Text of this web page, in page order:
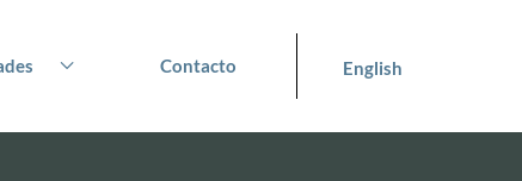
Contacto English